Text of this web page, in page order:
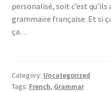
personalisé, soit c’est
grammaire française. Et si
ça…
Category: Uncategorized
Tags: French, Grammar